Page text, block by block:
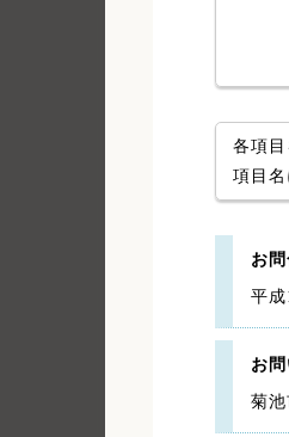
各項
項目
お
平成
お
菊